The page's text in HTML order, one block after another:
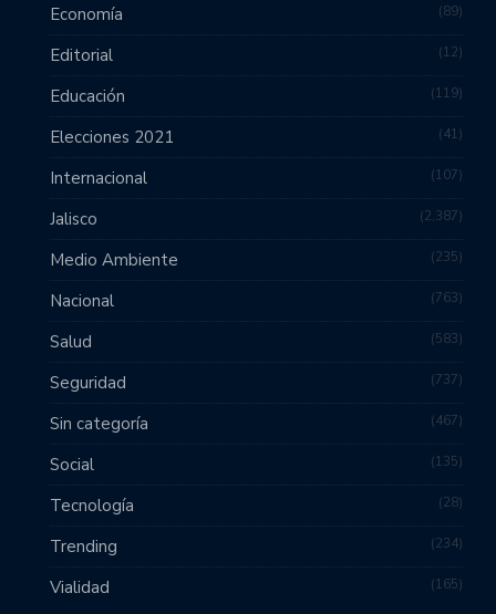
Economía 89
Editorial 12
Educación 119
Elecciones 2021 41
Internacional 107
Jalisco 2,387
Medio Ambiente 235
Nacional 763
Salud 583
Seguridad 737
Sin categoría 467
Social 135
Tecnología 28
Trending 234
Vialidad 165